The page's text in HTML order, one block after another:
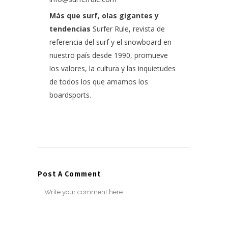
Más que surf, olas gigantes y
tendencias Surfer Rule, revista de
referencia del surf y el snowboard en
nuestro país desde 1990, promueve
los valores, la cultura y las inquietudes
de todos los que amamos los
boardsports.
Post A Comment